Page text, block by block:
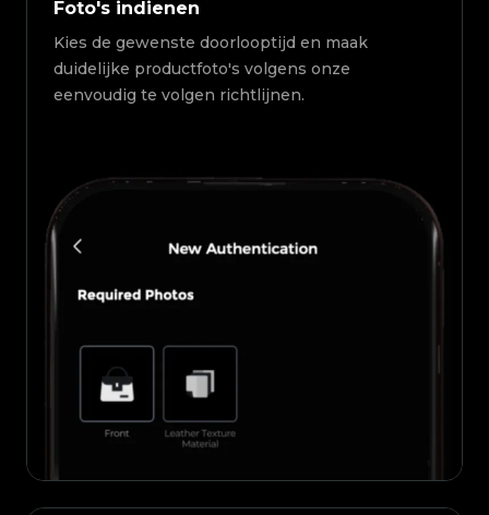
Foto's indienen
Kies de gewenste doorlooptijd en maak
duidelijke productfoto's volgens onze
eenvoudig te volgen richtlijnen.